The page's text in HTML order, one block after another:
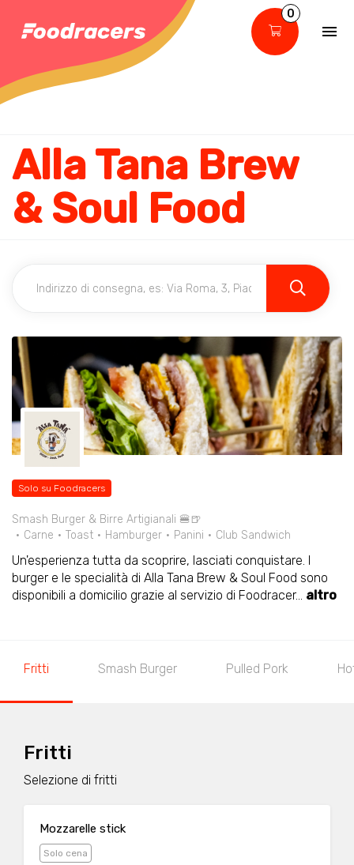
0
Alla Tana Brew
& Soul Food
Solo su Foodracers
Smash Burger & Birre Artigianali 🍔🍺
Carne
Toast Hamburger Panini Club Sandwich
Un'esperienza tutta da scoprire, lasciati conquistare. I
burger e le specialità di Alla Tana Brew & Soul Food sono
disponibili a domicilio grazie al servizio di Foodracer... altro
Fritti Smash Burger Pulled Pork
Fritti
Selezione di fritti
Mozzarelle stick
Solo cena